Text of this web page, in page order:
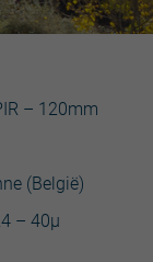
– 120mm
(België)
– 40µ